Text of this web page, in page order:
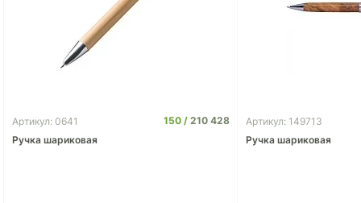
Артикул: 0641 150
210 428
Ручка шариковая
Артикул: 149713
Ручка шариковая